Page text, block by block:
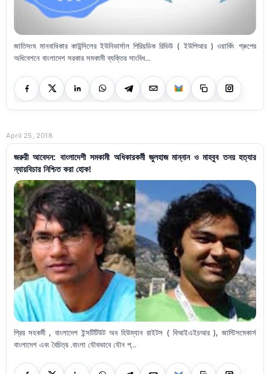
জাতিসংঘ মানবাধিকার কাউন্সিলের ইউনিভার্সাল পিরিয়ডিক রিভিউ ( ইউপিআর ) ওয়ার্কিং গ্রুপের
অধিবেশনে বাংলাদেশ সরকার সমকামী ব্যক্তির সাংবিধ...
April 25, 2018
জরুরী আবেদন: বাংলাদেশী সমকামী অধিকারকর্মী জুলহাজ মান্নান ও মাহবুব তনয় হত্যার
ন্যায়বিচার নিশ্চিত করা হোক!
প্রিয় সহকর্মী , বাংলাদেশ ইন্সটিটিউট অব হিউম্যান রাইটস ( বিআইএইচআর ), জাস্টিসমেকার্স
বাংলাদেশ এবং বৈচিত্র .বাংলা যৌথভাবে যৌন প্...